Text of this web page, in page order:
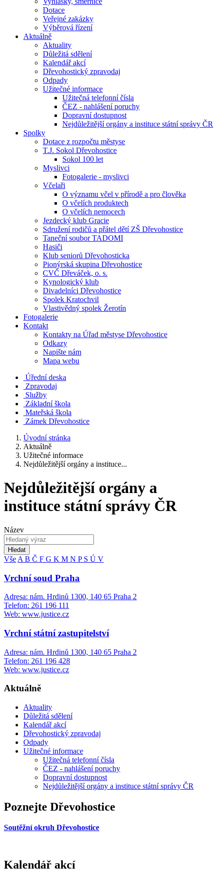
Dotace
Veřejné zakázky
Výběrová řízení
Aktuálně
Aktuality
Důležitá sdělení
Kalendář akcí
Dřevohostický zpravodaj
Odpady
Užitečné informace
Užitečná telefonní čísla
ČEZ - nahlášení poruchy
Dopravní dostupnost
Nejdůležitější orgány a instituce státní správy ČR
Spolky
Dotace z rozpočtu městyse
T.J. Sokol Dřevohostice
Sokol 100 let
Myslivci
Fotogalerie - myslivci
Včelaři
O významu včel v přírodě a pro člověka
O včelích produktech
O včelích nemocech
Jezdecký klub Gracie
Sdružení rodičů a přátel dětí ZŠ Dřevohostice
Taneční soubor TADOMI
Hasiči
Klub seniorů Dřevohosticka
Pionýrská skupina Dřevohostice
CVČ Dřeváček, o. s.
Kynologický klub
Divadelníci Dřevohostice
Spolek Kratochvil
Vlastivědný spolek Žerotín
Fotogalerie
Kontakt
Kontakty na Úřad městyse Dřevohostice
Odkazy
Napište nám
Mapa webu
Úřední deska
Zpravodaj
Služby
Základní škola
Mateřská škola
Zámek Dřevohostice
Úvodní stránka
Aktuálně
Užitečné informace
Nejdůležitější orgány a instituce...
Nejdůležitější orgány a
instituce státní správy ČR
Název
Hledat
Vše A B Č F G K M N P S Ú V
Vrchní soud Praha
Adresa: nám. Hrdinů 1300, 140 65 Praha 2
Telefon: 261 196 111
Web: www.justice.cz
Vrchní státní zastupitelství
Adresa: nám. Hrdinů 1300, 140 65 Praha 2
Telefon: 261 196 428
Web: www.justice.cz
Aktuálně
Aktuality
Důležitá sdělení
Kalendář akcí
Dřevohostický zpravodaj
Odpady
Užitečné informace
Užitečná telefonní čísla
ČEZ - nahlášení poruchy
Dopravní dostupnost
Nejdůležitější orgány a instituce státní správy ČR
Poznejte Dřevohostice
Soutěžní okruh Dřevohostice
Kalendář akcí